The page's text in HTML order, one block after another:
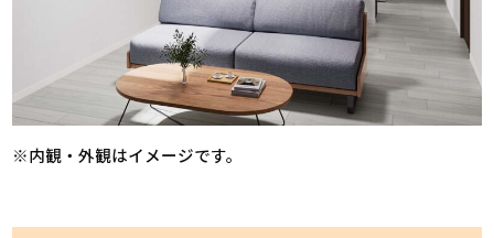
※内観・外観はイメージです。